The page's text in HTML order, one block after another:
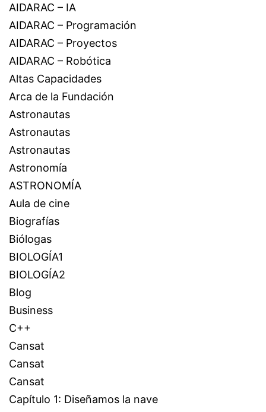
AIDARAC – IA
AIDARAC – Programación
AIDARAC – Proyectos
AIDARAC – Robótica
Altas Capacidades
Arca de la Fundación
Astronautas
Astronautas
Astronautas
Astronomía
ASTRONOMÍA
Aula de cine
Biografías
Biólogas
BIOLOGÍA1
BIOLOGÍA2
Blog
Business
C++
Cansat
Cansat
Cansat
Capítulo 1: Diseñamos la nave